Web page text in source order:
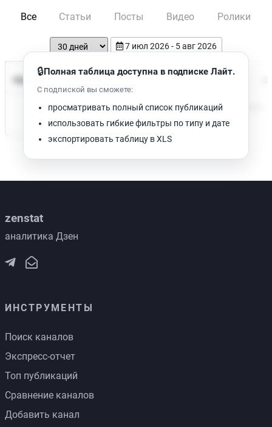
Все Статьи Посты Видео Ролики
7 июл 2026 - 5 авг 2026
Время чтения
Нет доступных публикаций. Попробуйте изменить фильтр.
🔒Полная таблица доступна в подписке Лайт.
С подпиской вы сможете:
просматривать полный список публикаций
использовать гибкие фильтры по типу и дате
экспортировать таблицу в XLS
zenstat
аналитика Дзен
ИНСТРУМЕНТЫ
Поиск каналов
Экспресс-отчет
Топ публикаций
Сравнение каналов
Добавить канал